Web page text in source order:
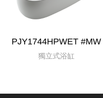
PJY1744HPWET #MW
獨立式浴缸